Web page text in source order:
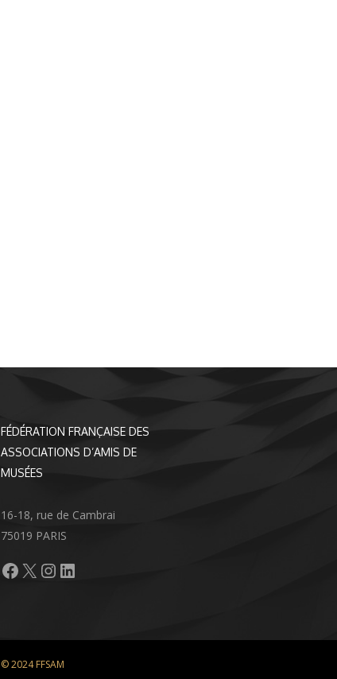
FÉDÉRATION FRANÇAISE DES
ASSOCIATIONS D’AMIS DE
MUSÉES
16-18, rue de Cambrai
75019 PARIS
Facebook
X Instagram
LinkedIn
© 2024 FFSAM